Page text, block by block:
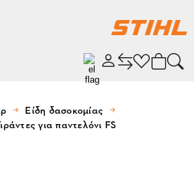
Είδη δασοκομίας
για παντελόνι FS